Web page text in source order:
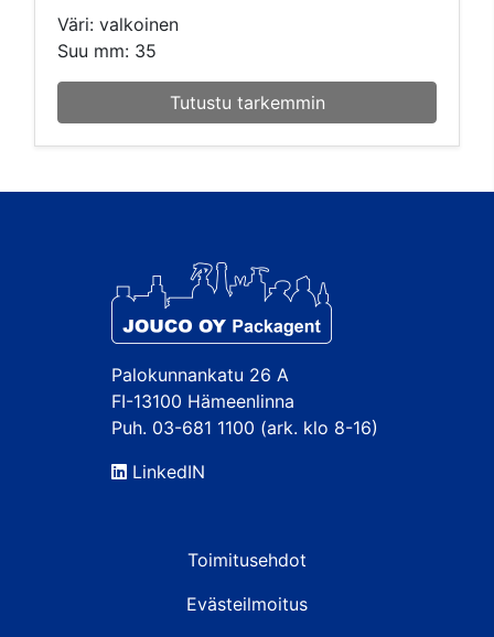
Väri: valkoinen
Suu mm: 35
Tutustu tarkemmin
Palokunnankatu 26 A
FI-13100 Hämeenlinna
Puh. 03-681 1100 (ark. klo 8-16)
LinkedIN
Toimitusehdot
Evästeilmoitus